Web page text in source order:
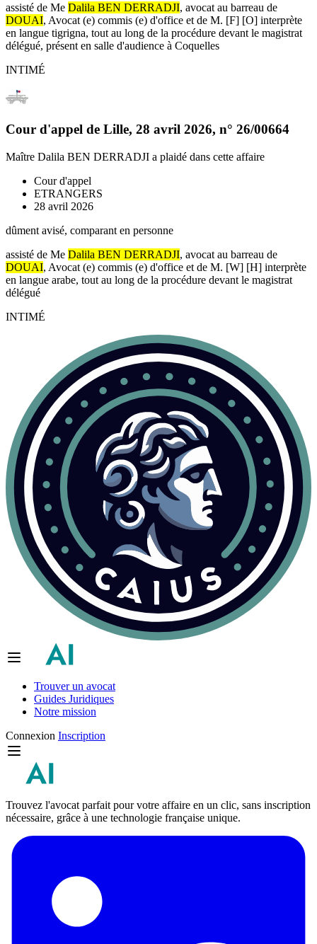
assisté de Me Dalila BEN DERRADJI, avocat au barreau de
DOUAI, Avocat (e) commis (e) d'office et de M. [F] [O] interprète
en langue tigrigna, tout au long de la procédure devant le magistrat
délégué, présent en salle d'audience à Coquelles
INTIMÉ
Cour d'appel de Lille, 28 avril 2026, n° 26/00664
Maître Dalila BEN DERRADJI a plaidé dans cette affaire
Cour d'appel
ETRANGERS
28 avril 2026
dûment avisé, comparant en personne
assisté de Me Dalila BEN DERRADJI, avocat au barreau de
DOUAI, Avocat (e) commis (e) d'office et de M. [W] [H] interprète
en langue arabe, tout au long de la procédure devant le magistrat
délégué
INTIMÉ
Trouver un avocat
Guides Juridiques
Notre mission
Connexion Inscription
Trouvez l'avocat parfait pour votre affaire en un clic, sans inscription
nécessaire, grâce à une technologie française unique.